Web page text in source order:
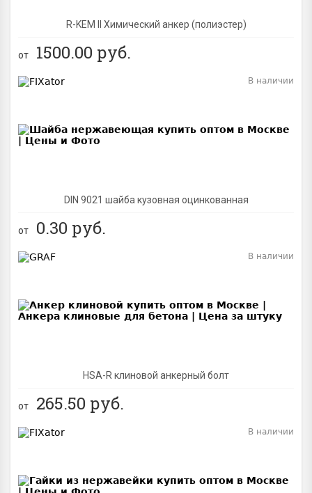
R-KEM II Химический анкер (полиэстер)
от 1500.00 руб.
DIN 9021 шайба кузовная оцинкованная
В наличии
от 0.30 руб.
HSA-R клиновой анкерный болт
В наличии
от 265.50 руб.
В наличии